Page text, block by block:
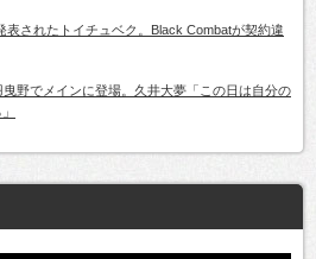
表されたトイチュベク。Black Combatが契約違
曳野でメインに登場。久井大夢「この日は自分の